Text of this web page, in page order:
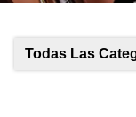
Todas Las